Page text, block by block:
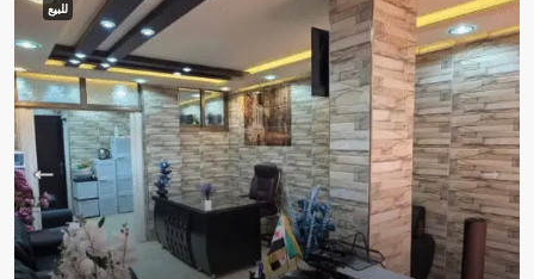
للبيع